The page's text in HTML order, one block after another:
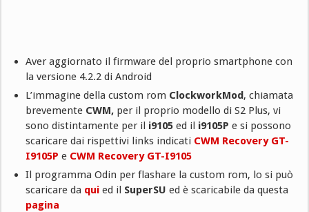
Aver aggiornato il firmware del proprio smartphone con
la versione 4.2.2 di Android
L’immagine della custom rom ClockworkMod, chiamata
brevemente CWM, per il proprio modello di S2 Plus, vi
sono distintamente per il i9105 ed il i9105P e si possono
scaricare dai rispettivi links indicati CWM Recovery GT-
I9105P e CWM Recovery GT-I9105
Il programma Odin per flashare la custom rom, lo si può
scaricare da quied il SuperSU ed è scaricabile da questa
pagina